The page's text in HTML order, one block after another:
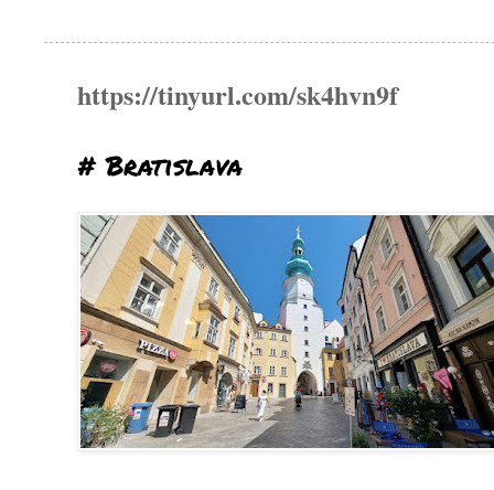
https://tinyurl.com/sk4hvn9f
# Bratislava